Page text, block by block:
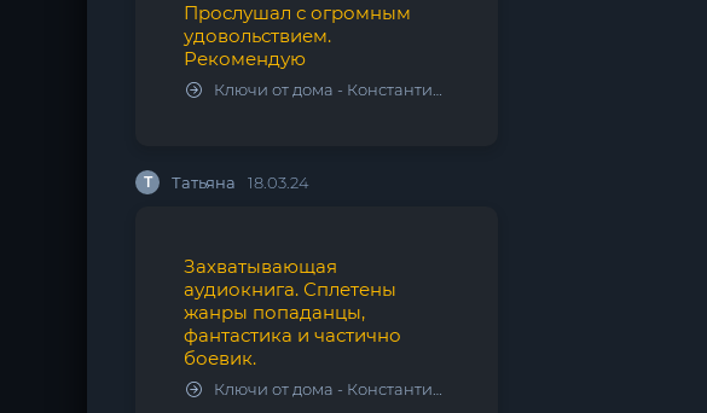
Прослушал с огромным
удовольствием.
Рекомендую
Ключи от дома - Константин Калбазов
Т Татьяна 18.03.24
Захватывающая
аудиокнига. Сплетены
жанры попаданцы,
фантастика и частично
боевик.
Ключи от дома - Константин Калбазов